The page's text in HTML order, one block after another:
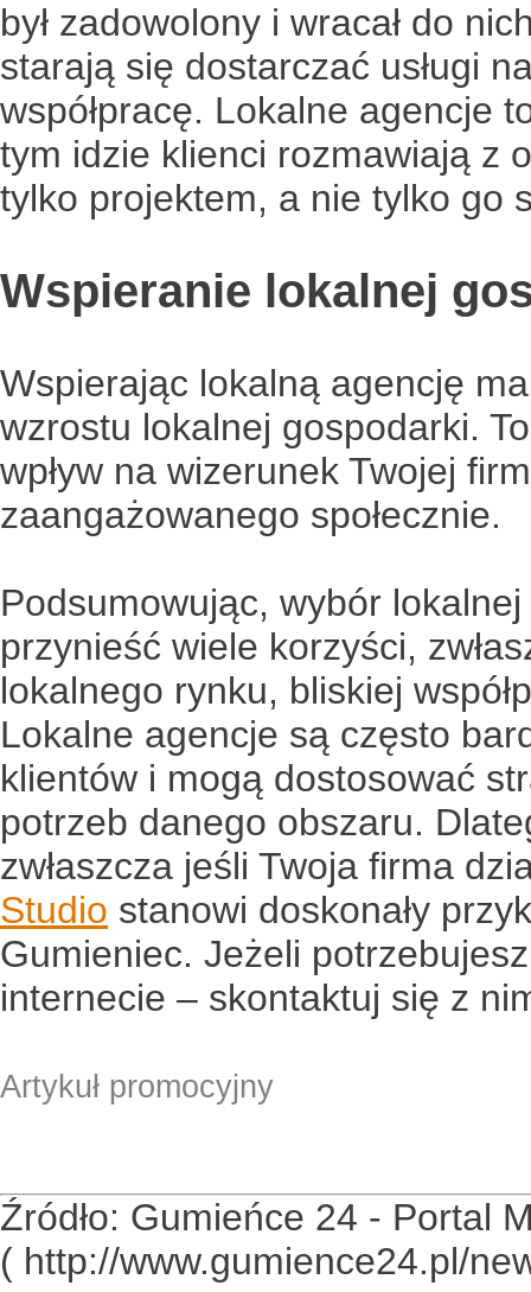
był zadowolony i wracał do
starają się dostarczać usługi
współpracę. Lokalne agencje
tym idzie klienci rozmawiają z
tylko projektem, a nie tylko go
Wspieranie lokalnej
Wspierając lokalną agencję
wzrostu lokalnej gospodarki.
wpływ na wizerunek Twojej
zaangażowanego społecznie.
Podsumowując, wybór
przynieść wiele korzyści,
lokalnego rynku, bliskiej
Lokalne agencje są często
klientów i mogą dostosować
potrzeb danego obszaru.
zwłaszcza jeśli Twoja firma
Studio stanowi doskonały
Gumieniec. Jeżeli
internecie – skontaktuj się z
Artykuł promocyjny
Źródło: Gumieńce 24 - Portal
( http://www.gumience24.pl/